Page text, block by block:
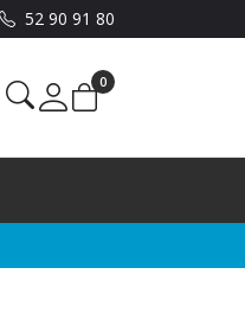
52 90 91 80
Mine sider
0